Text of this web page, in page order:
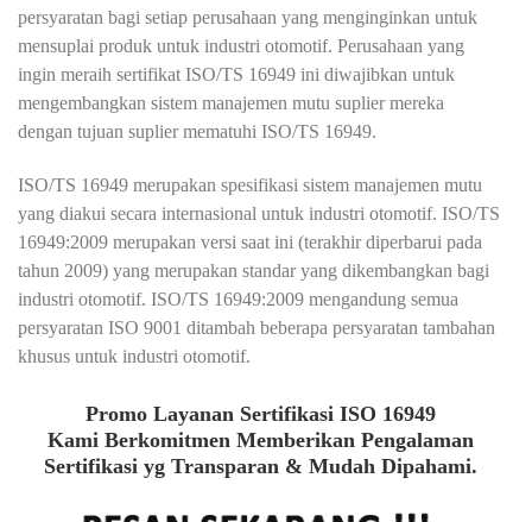
persyaratan bagi setiap perusahaan yang menginginkan untuk
mensuplai produk untuk industri otomotif. Perusahaan yang
ingin meraih sertifikat ISO/TS 16949 ini diwajibkan untuk
mengembangkan sistem manajemen mutu suplier mereka
dengan tujuan suplier mematuhi ISO/TS 16949.
ISO/TS 16949 merupakan spesifikasi sistem manajemen mutu
yang diakui secara internasional untuk industri otomotif. ISO/TS
16949:2009 merupakan versi saat ini (terakhir diperbarui pada
tahun 2009) yang merupakan standar yang dikembangkan bagi
industri otomotif. ISO/TS 16949:2009 mengandung semua
persyaratan ISO 9001 ditambah beberapa persyaratan tambahan
khusus untuk industri otomotif.
Promo Layanan Sertifikasi ISO 16949
Kami Berkomitmen Memberikan Pengalaman
Sertifikasi yg Transparan & Mudah Dipahami.